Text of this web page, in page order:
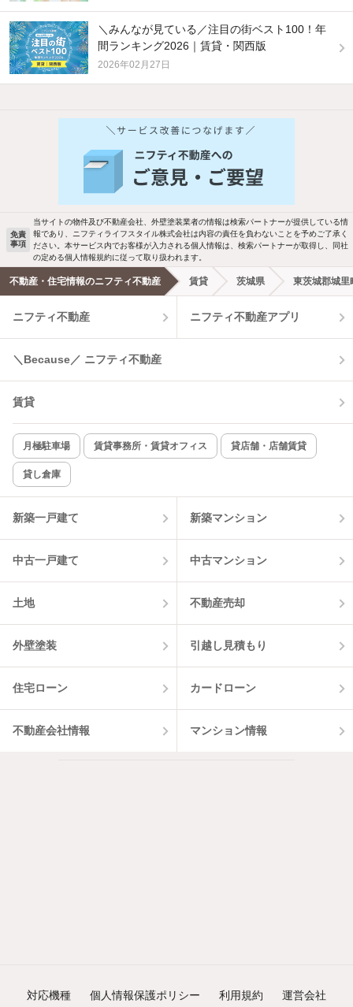
＼みんなが見ている／注目の街ベスト100！年
間ランキング2026｜賃貸・関西版
2026年02月27日
バス・トイレ別 2階以上
洗濯機置場あり 独立洗面台
エアコンあり 都市ガス
温水洗浄便座 オートロック
コンロ2口以上
新着のみ インターネット無料
該当件数:
0件
免責
事項
当サイトの物件及び不動産会社、外壁塗装業者の情報は検索パートナーが提供している情
報であり、ニフティライフスタイル株式会社は内容の責任を負わないことを予めご了承く
ださい。本サービス内でお客様が入力される個人情報は、検索パートナーが取得し、同社
の定める個人情報規約に従って取り扱われます。
不動産・住宅情報のニフティ不動産 賃貸 茨城県 東茨城郡城里
ニフティ不動産 ニフティ不動産アプリ
＼Because／ ニフティ不動産
賃貸
月極駐車場 賃貸事務所・賃貸オフィス 貸店舗・店舗賃貸
貸し倉庫
新築一戸建て 新築マンション
中古一戸建て 中古マンション
土地 不動産売却
外壁塗装 引越し見積もり
住宅ローン カードローン
不動産会社情報 マンション情報
対応機種 個人情報保護ポリシー 利用規約 運営会社